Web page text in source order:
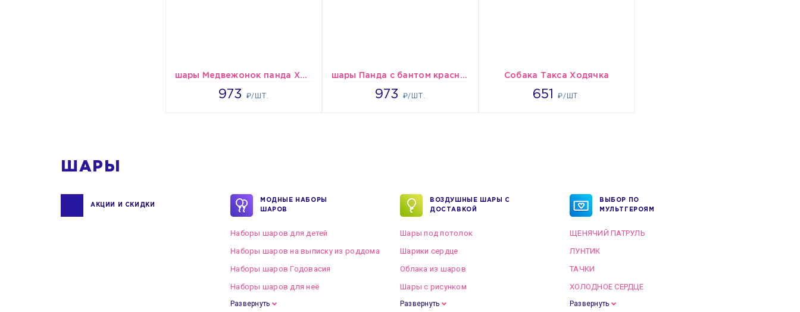
шары Медвежонок панда Ходячка
973 ₽/ШТ.
973 шары Панда с бантом красным Ходячка
973 ₽/ШТ.
973 Собака Такса Ходячка
651₽/ШТ.
651
ШАРЫ
АКЦИИ И СКИДКИ
МОДНЫЕ НАБОРЫ
ШАРОВ
Наборы шаров для детей
Наборы шаров на выписку из роддома
Наборы шаров Годовасия
Наборы шаров для неё
Развернуть
ВОЗДУШНЫЕ ШАРЫ С
ДОСТАВКОЙ
Шары под потолок
Шарики сердце
Облака из шаров
Шары с рисунком
Развернуть
ВЫБОР ПО
МУЛЬТГЕРОЯМ
ЩЕНЯЧИЙ ПАТРУЛЬ
ЛУНТИК
ТАЧКИ
ХОЛОДНОЕ СЕРДЦЕ
Развернуть